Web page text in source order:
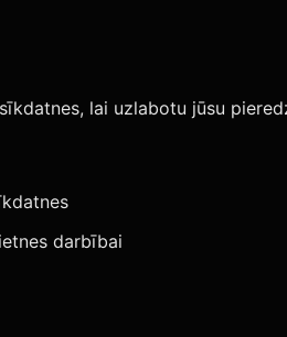
lai uzlabotu jūsu
darbībai